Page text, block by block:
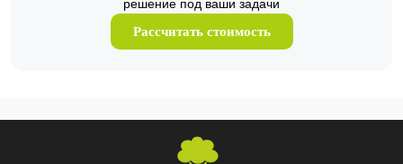
решение под ваши задачи
Рассчитать стоимость